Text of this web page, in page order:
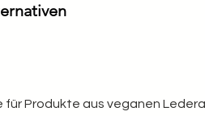
für Produkte aus veganen